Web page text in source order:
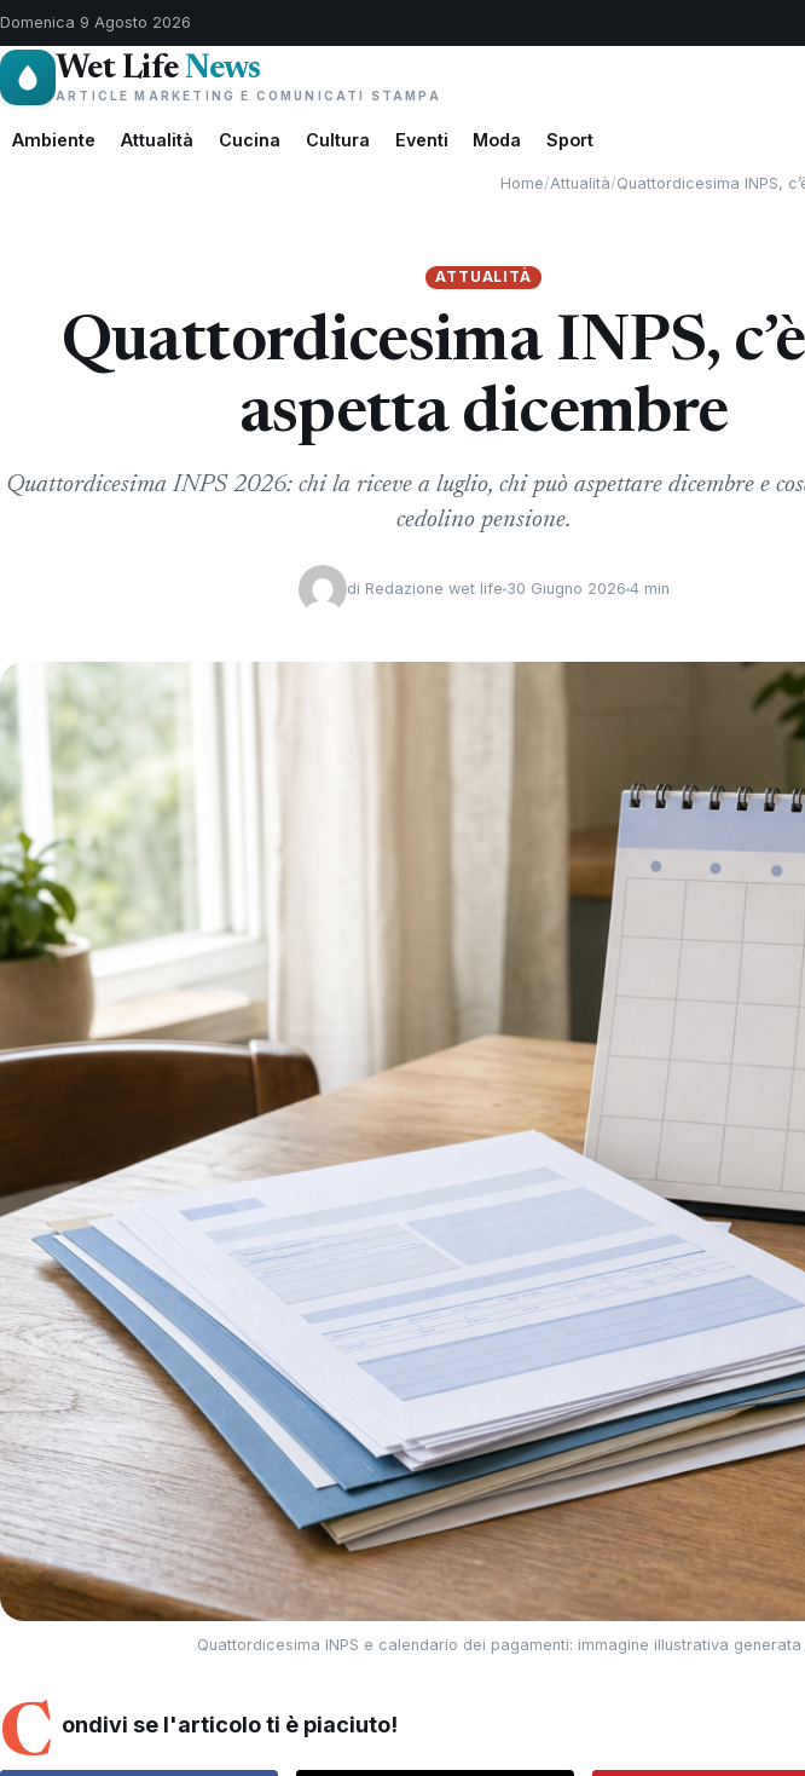
Domenica 9 Agosto 2026
Wet LifeNews
ARTICLE MARKETING E COMUNICATI STAMPA
Ambiente Attualità Cucina Cultura Eventi Moda Sport
Home/Attualità/Quattordicesima INPS,
ATTUALITÀ
Quattordicesima INPS,
aspetta dicembre
Quattordicesima INPS 2026: chi la riceve a luglio, chi può aspettare dicembre e
cedolino pensione.
di Redazione wet life 30 Giugno 2026 4 min
Quattordicesima INPS e calendario dei pagamenti: immagine illustrativa
C ondivi se l'articolo ti è piaciuto!